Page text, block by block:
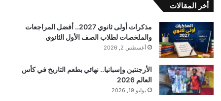
أخر المقالات
مذكرات أولى ثانوي 2027.. أفضل المراجعات
والملخصات لطلاب الصف الأول الثانوي
أغسطس 2, 2026
الأرجنتين وإسبانيا.. نهائي بطعم التاريخ في كأس
العالم 2026
يوليو 19, 2026